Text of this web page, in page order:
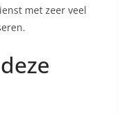
met zeer veel